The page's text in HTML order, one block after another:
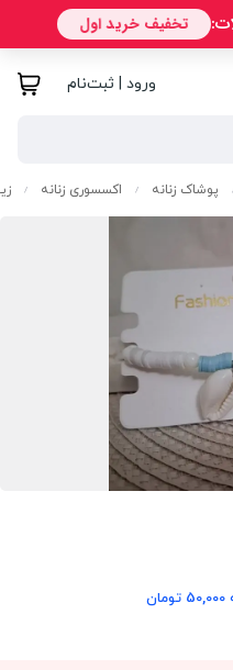
ورود | ثبت‌نام
پوشاک زنانه / اکسسوری زنانه /